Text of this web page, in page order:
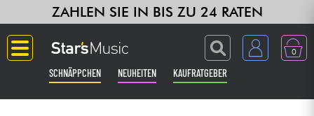
ZAHLEN SIE IN BIS ZU 24 RATEN
0
SCHNÄPPCHEN NEUHEITEN KAUFRATGEBER